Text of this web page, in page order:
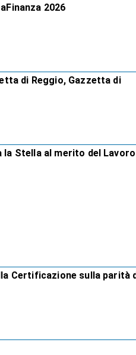
2026
di Reggio, Gazzetta di
la Stella al merito del Lavoro
Certificazione sulla parità